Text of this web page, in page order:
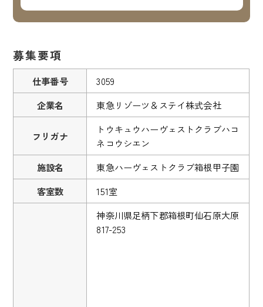
募集要項
仕事番号
3059
企業名
東急リゾーツ＆ステイ株式会社
フリガナ
トウキュウハーヴェストクラブハコ
ネコウシエン
施設名
東急ハーヴェストクラブ箱根甲子園
客室数
151室
神奈川県足柄下郡箱根町仙石原大原
817-253